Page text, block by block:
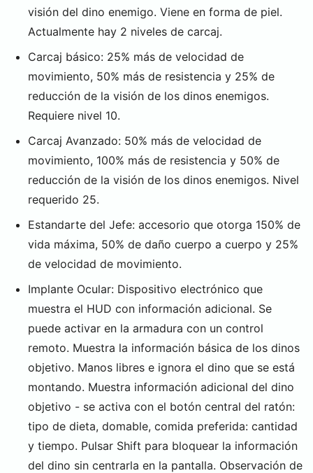
visión del dino enemigo. Viene en forma de piel.
Actualmente hay 2 niveles de carcaj.
Carcaj básico: 25% más de velocidad de
movimiento, 50% más de resistencia y 25% de
reducción de la visión de los dinos enemigos.
Requiere nivel 10.
Carcaj Avanzado: 50% más de velocidad de
movimiento, 100% más de resistencia y 50% de
reducción de la visión de los dinos enemigos. Nivel
requerido 25.
Estandarte del Jefe: accesorio que otorga 150% de
vida máxima, 50% de daño cuerpo a cuerpo y 25%
de velocidad de movimiento.
Implante Ocular: Dispositivo electrónico que
muestra el HUD con información adicional. Se
puede activar en la armadura con un control
remoto. Muestra la información básica de los dinos
objetivo. Manos libres e ignora el dino que se está
montando. Muestra información adicional del dino
objetivo - se activa con el botón central del ratón:
tipo de dieta, domable, comida preferida: cantidad
y tiempo. Pulsar Shift para bloquear la información
del dino sin centrarla en la pantalla. Observación de